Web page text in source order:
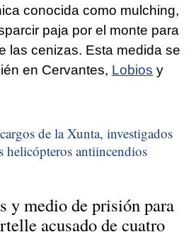
conocida como mulching,
paja por el monte para
las cenizas. Esta medida se
en Cervantes, Lobios y
de la Xunta, investigados
helicópteros antiincendios
y medio de prisión para
acusado de cuatro